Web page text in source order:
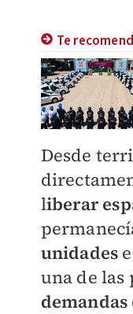
Te
Desde
liberar
unidades
una de
demandas